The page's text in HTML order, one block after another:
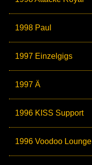
1998 Paul
1997 Einzelgigs
1997 Ä
1996 KISS Support
1996 Voodoo Lounge